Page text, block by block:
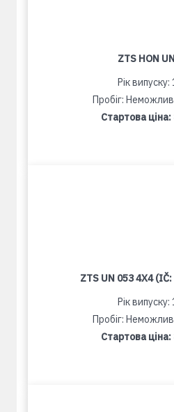
ZTS HON
Рік
Пробіг:
Стартова ціна:
ZTS UN 053 4X4
Рік випуску:
Пробіг:
Стартова ціна: